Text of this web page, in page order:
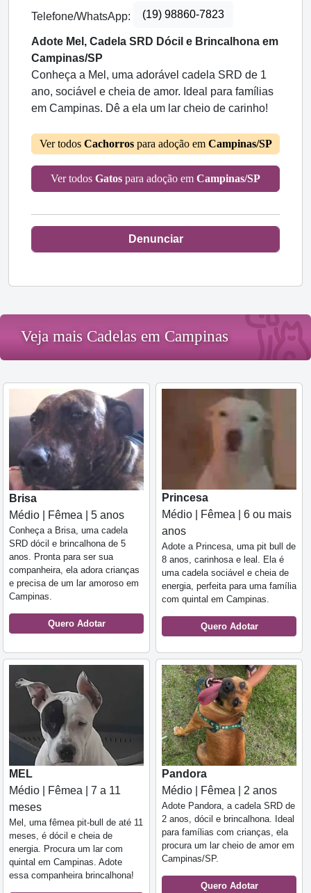
Telefone/WhatsApp: (19) 98860-7823
Adote Mel, Cadela SRD Dócil e Brincalhona em
Campinas/SP
Conheça a Mel, uma adorável cadela SRD de 1
ano, sociável e cheia de amor. Ideal para famílias
em Campinas. Dê a ela um lar cheio de carinho!
Ver todos Cachorrospara adoção em Campinas/SP
Ver todos Gatos para adoção em Campinas/SP
Denunciar
Veja mais Cadelas em Campinas
Brisa
Médio | Fêmea | 5 anos
Conheça a Brisa, uma cadela
SRD dócil e brincalhona de 5
anos. Pronta para ser sua
companheira, ela adora crianças
e precisa de um lar amoroso em
Campinas.
Quero Adotar
Princesa
Médio | Fêmea | 6 ou mais
anos
Adote a Princesa, uma pit bull de
8 anos, carinhosa e leal. Ela é
uma cadela sociável e cheia de
energia, perfeita para uma família
com quintal em Campinas.
Quero Adotar
MEL
Médio | Fêmea | 7 a 11
meses
Mel, uma fêmea pit-bull de até 11
meses, é dócil e cheia de
energia. Procura um lar com
quintal em Campinas. Adote
essa companheira brincalhona!
Pandora
Médio | Fêmea | 2 anos
Adote Pandora, a cadela SRD de
2 anos, dócil e brincalhona. Ideal
para famílias com crianças, ela
procura um lar cheio de amor em
Campinas/SP.
Quero Adotar